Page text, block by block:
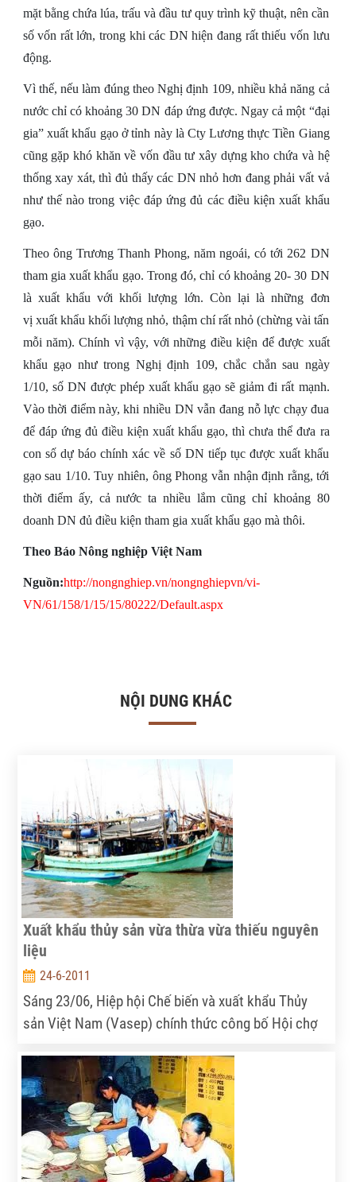
mặt bằng chứa lúa, trấu và đầu tư quy trình kỹ thuật, nên cần
số vốn rất lớn, trong khi các DN hiện đang rất thiếu vốn lưu
động.
Vì thế, nếu làm đúng theo Nghị định 109, nhiều khả năng cả
nước chỉ có khoảng 30 DN đáp ứng được. Ngay cả một “đại
gia” xuất khẩu gạo ở tỉnh này là Cty Lương thực Tiền Giang
cũng gặp khó khăn về vốn đầu tư xây dựng kho chứa và hệ
thống xay xát, thì đủ thấy các DN nhỏ hơn đang phải vất vả
như thế nào trong việc đáp ứng đủ các điều kiện xuất khẩu
gạo.
Theo ông Trương Thanh Phong, năm ngoái, có tới 262 DN
tham gia xuất khẩu gạo. Trong đó, chỉ có khoảng 20- 30 DN
là xuất khẩu với khối lượng lớn. Còn lại là những đơn
vị xuất khẩu khối lượng nhỏ, thậm chí rất nhỏ (chừng vài tấn
mỗi năm). Chính vì vậy, với những điều kiện để được xuất
khẩu gạo như trong Nghị định 109, chắc chắn sau ngày
1/10, số DN được phép xuất khẩu gạo sẽ giảm đi rất mạnh.
Vào thời điểm này, khi nhiều DN vẫn đang nỗ lực chạy đua
để đáp ứng đủ điều kiện xuất khẩu gạo, thì chưa thể đưa ra
con số dự báo chính xác về số DN tiếp tục được xuất khẩu
gạo sau 1/10. Tuy nhiên, ông Phong vẫn nhận định rằng, tới
thời điểm ấy, cả nước ta nhiều lắm cũng chỉ khoảng 80
doanh DN đủ điều kiện tham gia xuất khẩu gạo mà thôi.
Theo Báo Nông nghiệp Việt Nam
Nguồn:http://nongnghiep.vn/nongnghiepvn/vi-
VN/61/158/1/15/15/80222/Default.aspx
NỘI DUNG KHÁC
Xuất khẩu thủy sản vừa thừa vừa thiếu nguyên
liệu
24-6-2011
Sáng 23/06, Hiệp hội Chế biến và xuất khẩu Thủy
sản Việt Nam (Vasep) chính thức công bố Hội chợ
2011), diễn ra từ ngày 28 – 30/6 tại TP. Hồ Chí Minh,
đồng thời công bố giá sàn cá tra xuất khẩu 6 tháng
cuối năm 2011.